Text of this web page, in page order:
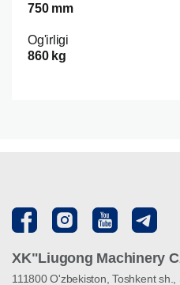
750 mm
Og'irligi
860 kg
XK"Liugong Machinery
111800 O'zbekiston, Toshkent sh.,